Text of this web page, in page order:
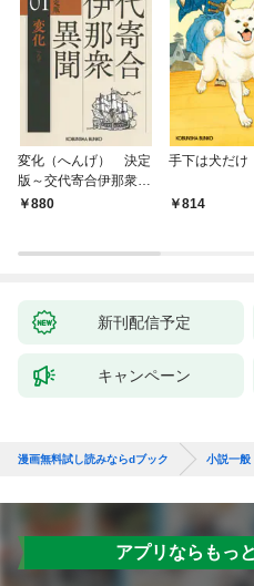
変化（へんげ） 決定
版～交代寄合伊那衆異
聞（1）～
880
手下は犬だけ
814
新刊配信予定
キャンペーン
漫画無料試し読みならdブック 小説一般
アプリならもっ